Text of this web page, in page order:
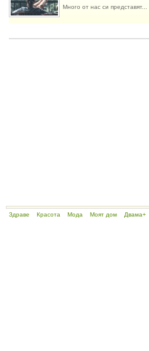
Много от нас си представят...
Здраве Красота Мода Моят дом Двама+